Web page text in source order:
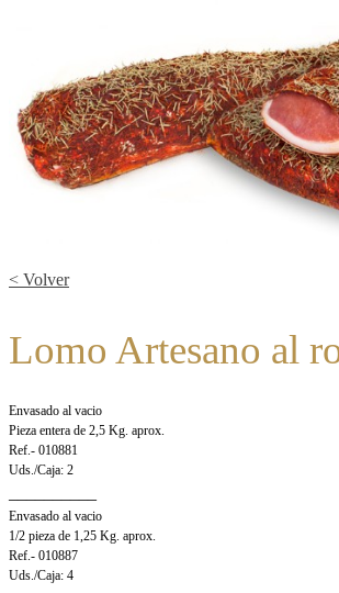
< Volver
Lomo Artesano al
Envasado al vacio
Pieza entera de 2,5 Kg. aprox.
Ref.- 010881
Uds./Caja: 2
Envasado al vacio
1/2 pieza de 1,25 Kg. aprox.
Ref.- 010887
Uds./Caja: 4